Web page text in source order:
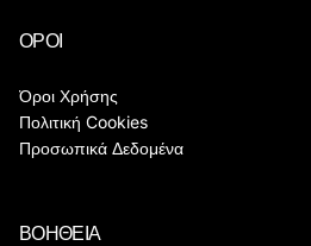
ΟΡΟΙ
Όροι Χρήσης
Πολιτική Cookies
Προσωπικά Δεδομένα
ΒΟΗΘΕΙΑ